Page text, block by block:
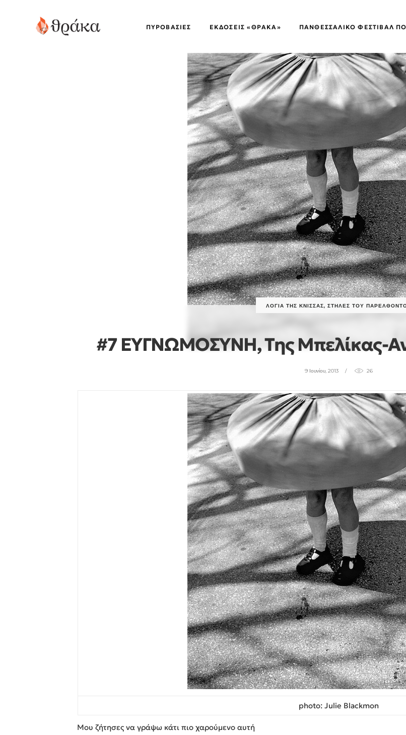
ΠΥΡΟΒΑΣΊΕΣ EΚΔΌΣΕΙΣ «ΘΡΑΚΑ» ΠΑΝΘΕΣΣΑΛΙΚΌ ΦΕΣΤΙΒΆΛ
ΛΌΓΙΑ ΤΗΣ ΚΝΊΣΣΑΣ, ΣΤΉΛΕΣ ΤΟΥ
#7 ΕΥΓΝΩΜΟΣΥΝΗ, Της Μπελίκας-
9 Ιουνίου, 2013 26
photo: Julie Blackmon
Μου ζήτησες να γράψω κάτι πιο χαρούμενο αυτή